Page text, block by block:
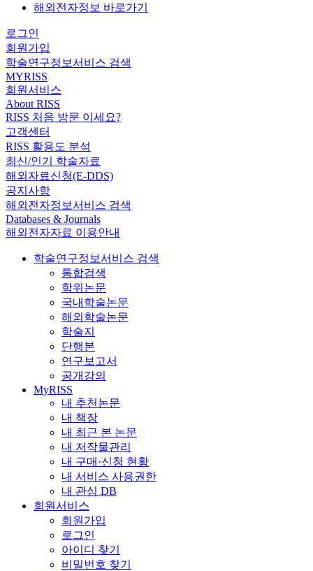
해외전자정보 바로가기
로그인
회원가입
학술연구정보서비스 검색
MYRISS
회원서비스
About RISS
RISS 처음 방문 이세요?
고객센터
RISS 활용도 분석
최신/인기 학술자료
해외자료신청(E-DDS)
공지사항
해외전자정보서비스 검색
Databases & Journals
해외전자자료 이용안내
학술연구정보서비스 검색
통합검색
학위논문
국내학술논문
해외학술논문
학술지
단행본
연구보고서
공개강의
MyRISS
내 추천논문
내 책장
내 최근 본 논문
내 저작물관리
내 구매·신청 현황
내 서비스 사용권한
내 관심 DB
회원서비스
회원가입
로그인
아이디 찾기
비밀번호 찾기